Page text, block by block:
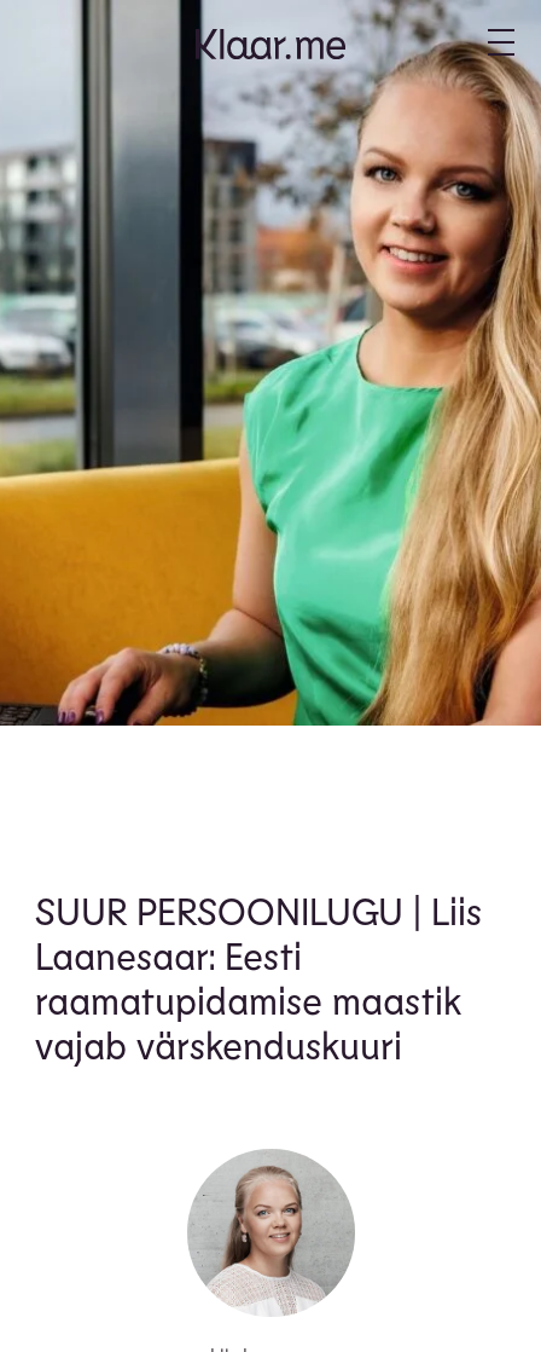
SUUR PERSOONILUGU | Liis
Laanesaar: Eesti
raamatupidamise maastik
vajab värskenduskuuri